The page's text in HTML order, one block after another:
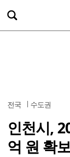
전국 수도권
인천시,
억 원 확